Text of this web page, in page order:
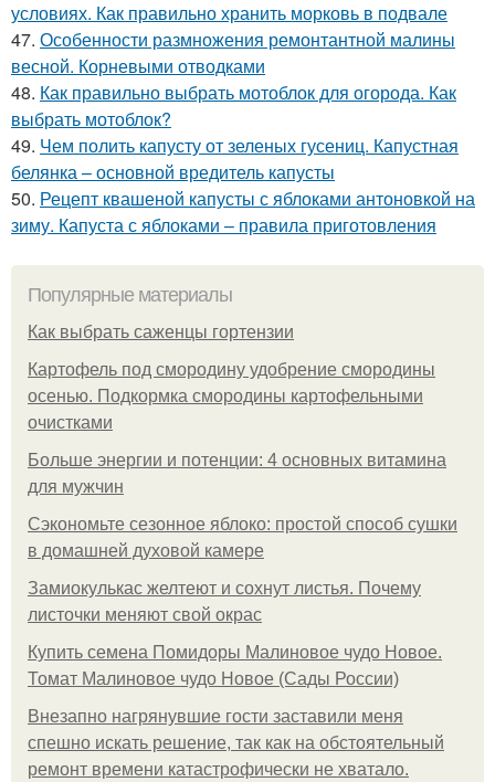
условиях. Как правильно хранить морковь в подвале
47. Особенности размножения ремонтантной малины
весной. Корневыми отводками
48. Как правильно выбрать мотоблок для огорода. Как
выбрать мотоблок?
49. Чем полить капусту от зеленых гусениц. Капустная
белянка – основной вредитель капусты
50. Рецепт квашеной капусты с яблоками антоновкой на
зиму. Капуста с яблоками – правила приготовления
Популярные материалы
Как выбрать саженцы гортензии
Картофель под смородину удобрение смородины
осенью. Подкормка смородины картофельными
очистками
Больше энергии и потенции: 4 основных витамина
для мужчин
Сэкономьте сезонное яблоко: простой способ сушки
в домашней духовой камере
Замиокулькас желтеют и сохнут листья. Почему
листочки меняют свой окрас
Купить семена Помидоры Малиновое чудо Новое.
Томат Малиновое чудо Новое (Сады России)
Внезапно нагрянувшие гости заставили меня
спешно искать решение, так как на обстоятельный
ремонт времени катастрофически не хватало.